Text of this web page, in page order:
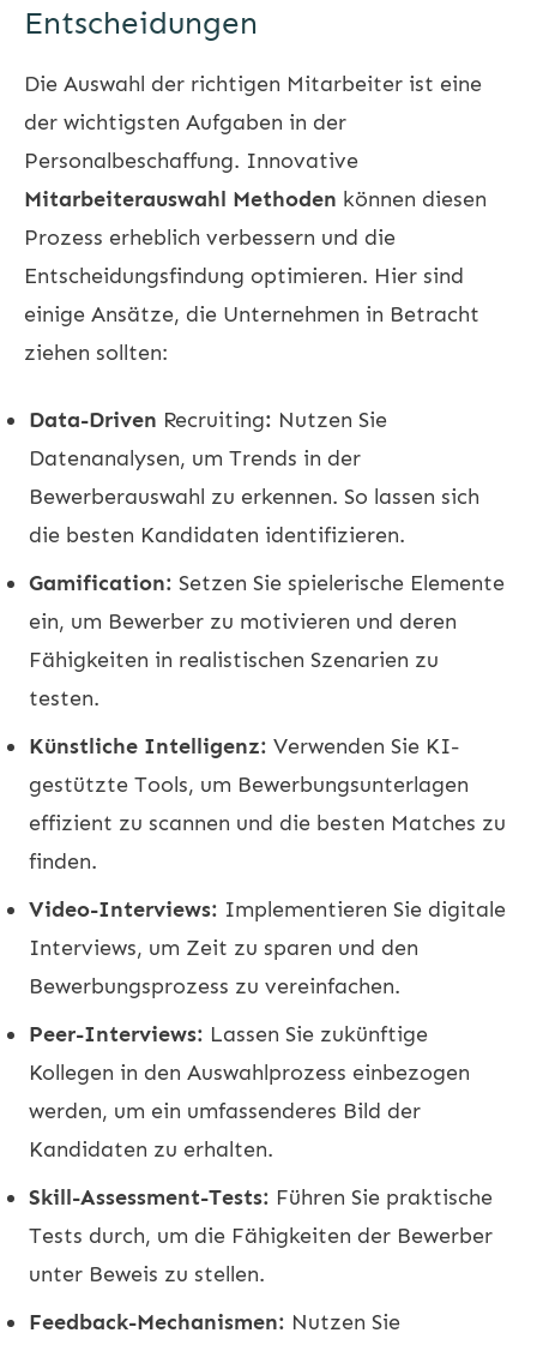
Entscheidungen
Die Auswahl der richtigen Mitarbeiter ist eine
der wichtigsten Aufgaben in der
Personalbeschaffung. Innovative
Mitarbeiterauswahl Methoden können diesen
Prozess erheblich verbessern und die
Entscheidungsfindung optimieren. Hier sind
einige Ansätze, die Unternehmen in Betracht
ziehen sollten:
Data-Driven Recruiting: Nutzen Sie
Datenanalysen, um Trends in der
Bewerberauswahl zu erkennen. So lassen sich
die besten Kandidaten identifizieren.
Gamification: Setzen Sie spielerische Elemente
ein, um Bewerber zu motivieren und deren
Fähigkeiten in realistischen Szenarien zu
testen.
Künstliche Intelligenz: Verwenden Sie KI-
gestützte Tools, um Bewerbungsunterlagen
effizient zu scannen und die besten Matches zu
finden.
Video-Interviews: Implementieren Sie digitale
Interviews, um Zeit zu sparen und den
Bewerbungsprozess zu vereinfachen.
Peer-Interviews: Lassen Sie zukünftige
Kollegen in den Auswahlprozess einbezogen
werden, um ein umfassenderes Bild der
Kandidaten zu erhalten.
Skill-Assessment-Tests: Führen Sie praktische
Tests durch, um die Fähigkeiten der Bewerber
unter Beweis zu stellen.
Feedback-Mechanismen: Nutzen Sie